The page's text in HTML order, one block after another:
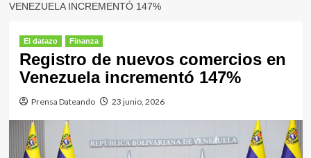
VENEZUELA INCREMENTÓ 147%
El datazo Finanza
Registro de nuevos comercios en
Venezuela incrementó 147%
Prensa Dateando 23 junio, 2026